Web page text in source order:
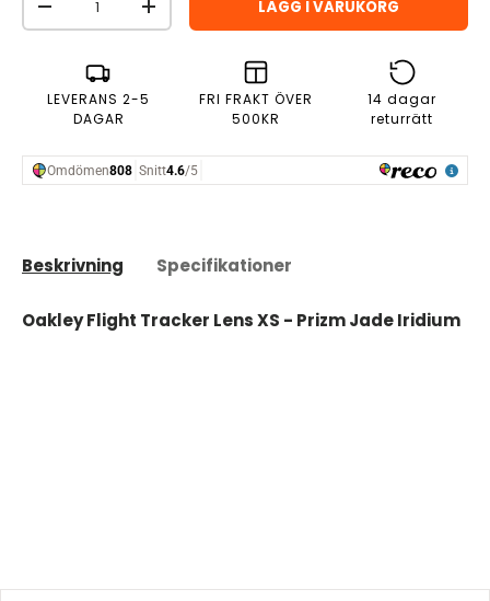
MINSKA ANTALÖKA ANTAL LÄGG I VARUKORG
LEVERANS 2-5
DAGAR
FRI FRAKT ÖVER
500KR
14 dagar
returrätt
Beskrivning Specifikationer
Oakley Flight Tracker Lens XS - Prizm Jade Iridium